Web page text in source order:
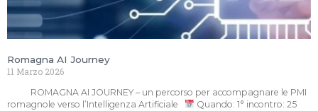
Romagna AI Journey
11 Marzo 2026
ROMAGNA AI JOURNEY – un percorso per accompagnare le PMI
romagnole verso l’Intelligenza Artificiale
Quando: 1° incontro: 25